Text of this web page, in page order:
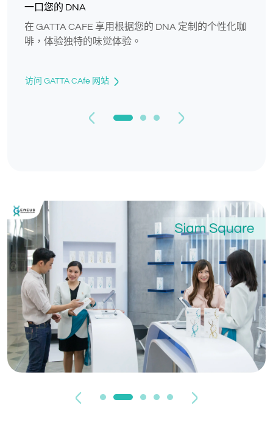
一口您的 DNA
在 GATTA CAFE 享用根据您的 DNA 定制的个性化咖
啡，体验独特的味觉体验。
访问 GATTA CAfe 网站
Previous Next
Previous Next